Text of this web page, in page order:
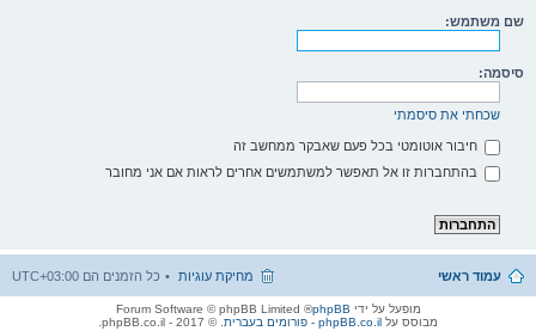
שם משתמש:
סיסמה:
שכחתי את סיסמתי
חיבור אוטומטי בכל פעם שאבקר ממחשב זה
בהתחברות זו אל תאפשר למשתמשים אחרים לראות אם אני מחובר
עמוד ראשי כל הזמנים הם UTC+03:00 מחיקת עוגיות
מופעל על ידי phpBB
® Forum Software © phpBB Limited
מבוסס על phpBB.co.il - פורומים בעברית . © 2017 - phpBB.co.il.